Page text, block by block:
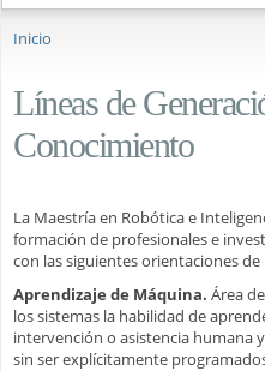
Inicio
Líneas de
Conocimiento
La Maestría en Robótica e
formación de profesionales e
con las siguientes orientaciones
Aprendizaje de Máquina. Área
los sistemas la habilidad de
intervención o asistencia humana
sin ser explícitamente